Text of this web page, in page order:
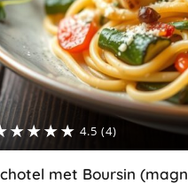
4.5 (4)
met Boursin